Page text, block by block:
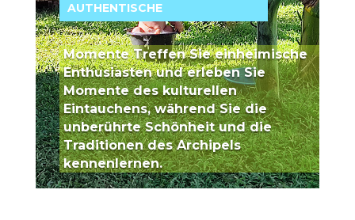
AUTHENTISCHE
Momente Treffen Sie einheimische
Enthusiasten und erleben Sie
Momente des kulturellen
Eintauchens, während Sie die
unberührte Schönheit und die
Traditionen des Archipels
kennenlernen.